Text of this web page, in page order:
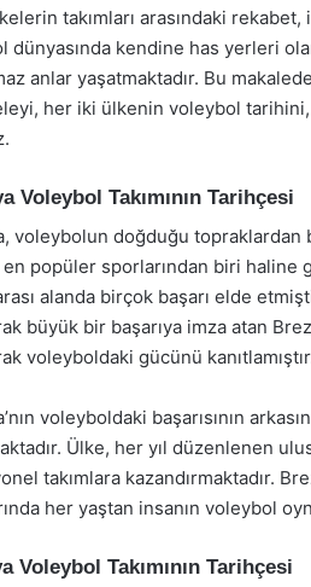
takımları arasındaki
dünyasında kendine has yerleri
anlar yaşatmaktadır. Bu
her iki ülkenin voleybol tarihini,
Voleybol Takımının Tarihçesi
voleybolun doğduğu topraklardan
popüler sporlarından biri haline
alanda birçok başarı elde
büyük bir başarıya imza atan
voleyboldaki gücünü
voleyboldaki başarısının
Ülke, her yıl düzenlenen
takımlara kazandırmaktadır.
her yaştan insanın voleybol
Voleybol Takımının Tarihçesi